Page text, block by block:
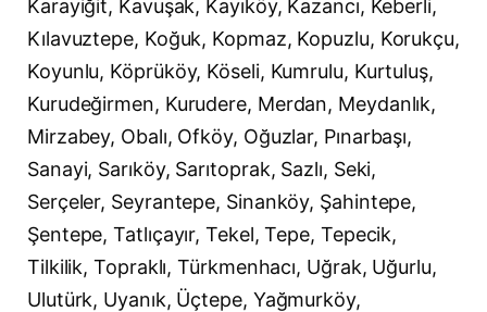
Karayiğit, Kavuşak, Kayıköy, Kazancı, Keberli,
Kılavuztepe, Koğuk, Kopmaz, Kopuzlu, Korukçu,
Koyunlu, Köprüköy, Köseli, Kumrulu, Kurtuluş,
Kurudeğirmen, Kurudere, Merdan, Meydanlık,
Mirzabey, Obalı, Ofköy, Oğuzlar, Pınarbaşı,
Sanayi, Sarıköy, Sarıtoprak, Sazlı, Seki,
Serçeler, Seyrantepe, Sinanköy, Şahintepe,
Şentepe, Tatlıçayır, Tekel, Tepe, Tepecik,
Tilkilik, Topraklı, Türkmenhacı, Uğrak, Uğurlu,
Ulutürk, Uyanık, Üçtepe, Yağmurköy,